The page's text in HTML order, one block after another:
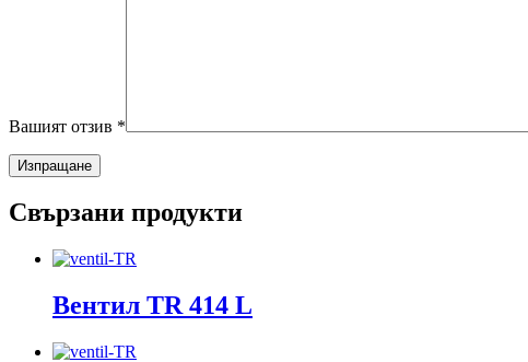
Вашият отзив *
Свързани продукти
Вентил TR 414 L